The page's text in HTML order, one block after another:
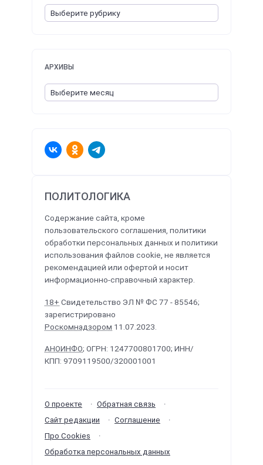
ПОЛИТОЛОГИКА
Содержание сайта, кроме
пользовательского соглашения, политики
обработки персональных данных и политики
использования файлов cookie, не является
рекомендацией или офертой и носит
информационно-справочный характер.
18+ Свидетельство ЭЛ № ФС 77 - 85546;
зарегистрировано
Роскомнадзором 11.07.2023.
АНОИНФО; ОГРН: 1247700801700; ИНН/
КПП: 9709119500/320001001
О проекте
Обратная связь
Сайт редакции
Соглашение
Про Cookies
Обработка персональных данных
АРХИВЫ